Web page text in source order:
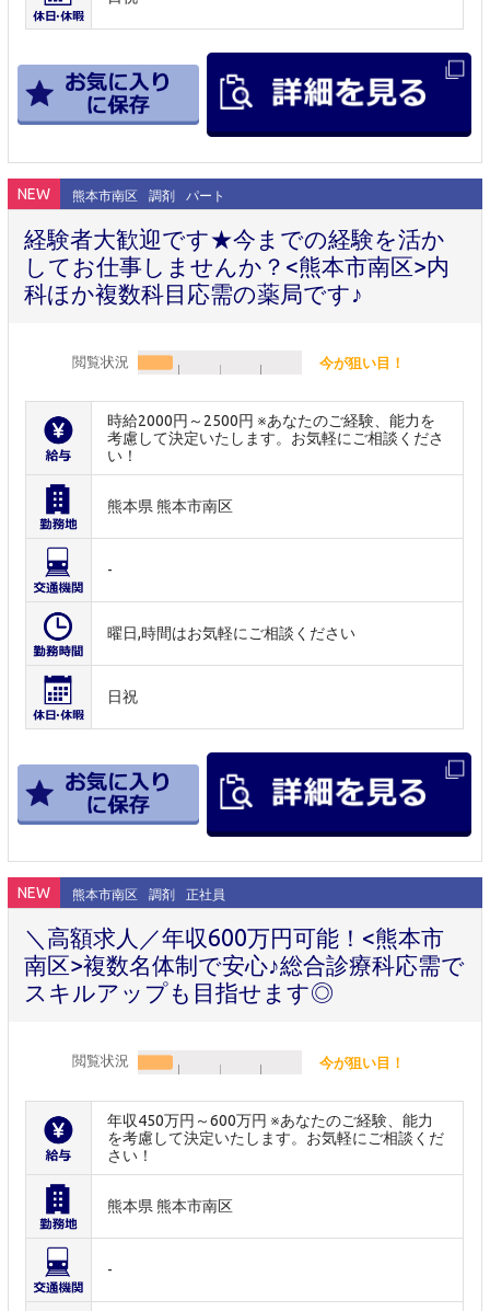
NEW 熊本市南区 調剤 パート
経験者大歓迎です★今までの経験を活か
してお仕事しませんか？<熊本市南区>内
科ほか複数科目応需の薬局です♪
閲覧状況 今が狙い目！
時給2000円～2500円 ※あなたのご経験、能力を
考慮して決定いたします。お気軽にご相談くださ
い！
熊本県 熊本市南区
-
曜日,時間はお気軽にご相談ください
日祝
NEW 熊本市南区 調剤 正社員
＼高額求人／年収600万円可能！<熊本市
南区>複数名体制で安心♪総合診療科応需で
スキルアップも目指せます◎
閲覧状況 今が狙い目！
年収450万円～600万円 ※あなたのご経験、能力
を考慮して決定いたします。お気軽にご相談くだ
さい！
熊本県 熊本市南区
-